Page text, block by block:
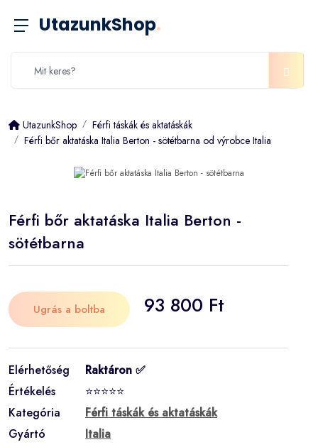
UtazunkShop.
UtazunkShop
Férfi táskák és aktatáskák
Férfi bőr aktatáska Italia Berton - sötétbarna od výrobce Italia
Férfi bőr aktatáska Italia Berton -
sötétbarna
Ugrás a boltba 93 800 Ft
Elérhetőség
Raktáron ✅
Értékelés
⭐⭐⭐⭐⭐
Kategória
Férfi táskák és aktatáskák
Gyártó
Italia